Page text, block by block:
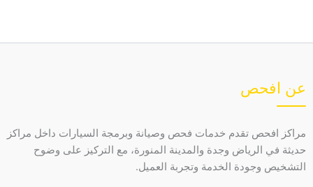
عن افحص
مراكز افحص تقدم خدمات فحص وصيانة وبرمجة السيارات داخل مراكز
حديثة في الرياض وجدة والمدينة المنورة، مع التركيز على وضوح
التشخيص وجودة الخدمة وتجربة العميل.